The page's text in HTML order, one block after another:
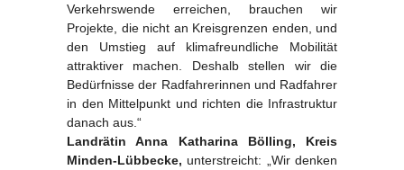
Verkehrswende erreichen, brauchen wir
Projekte, die nicht an Kreisgrenzen enden, und
den Umstieg auf klimafreundliche Mobilität
attraktiver machen. Deshalb stellen wir die
Bedürfnisse der Radfahrerinnen und Radfahrer
in den Mittelpunkt und richten die Infrastruktur
danach aus.“
Landrätin Anna Katharina Bölling, Kreis
Minden-Lübbecke, unterstreicht: „Wir denken